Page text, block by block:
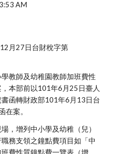
AM
月27日台財稅字第
教師及幼稚園教師加班費性
本部前以101年6月25日臺人
函轉財政部101年6月13日台
在案。
，增列中小學及幼稚（兒）
務支領之鐘點費項目如「中
費性質鐘點費一覽表（增